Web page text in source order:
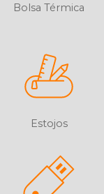
Bolsa Térmica
Estojos